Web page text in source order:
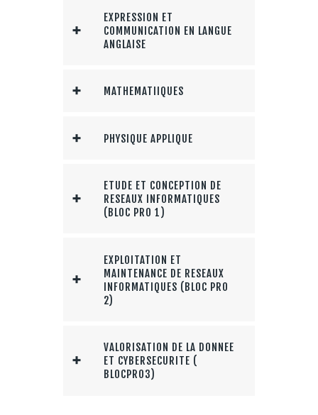
EXPRESSION ET
COMMUNICATION EN LANGUE
ANGLAISE
MATHEMATIIQUES
PHYSIQUE APPLIQUE
ETUDE ET CONCEPTION DE
RESEAUX INFORMATIQUES
(BLOC PRO 1)
EXPLOITATION ET
MAINTENANCE DE RESEAUX
INFORMATIQUES (BLOC PRO
2)
VALORISATION DE LA DONNEE
ET CYBERSECURITE (
BLOCPRO3)